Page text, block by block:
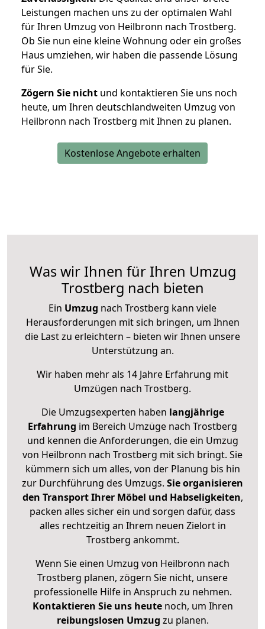
Leistungen machen uns zu der optimalen Wahl
für Ihren Umzug von Heilbronn nach Trostberg.
Ob Sie nun eine kleine Wohnung oder ein großes
Haus umziehen, wir haben die passende Lösung
für Sie.
Zögern Sie nicht und kontaktieren Sie uns noch
heute, um Ihren deutschlandweiten Umzug von
Heilbronn nach Trostberg mit Ihnen zu planen.
Kostenlose Angebote erhalten
Was wir Ihnen für Ihren Umzug
Trostberg nach bieten
Ein Umzug nach Trostberg kann viele
Herausforderungen mit sich bringen, um Ihnen
die Last zu erleichtern – bieten wir Ihnen unsere
Unterstützung an.
Wir haben mehr als 14 Jahre Erfahrung mit
Umzügen nach Trostberg.
Die Umzugsexperten haben langjährige
Erfahrung im Bereich Umzüge nach Trostberg
und kennen die Anforderungen, die ein Umzug
von Heilbronn nach Trostberg mit sich bringt. Sie
kümmern sich um alles, von der Planung bis hin
zur Durchführung des Umzugs. Sie organisieren
den Transport Ihrer Möbel und Habseligkeiten,
packen alles sicher ein und sorgen dafür, dass
alles rechtzeitig an Ihrem neuen Zielort in
Trostberg ankommt.
Wenn Sie einen Umzug von Heilbronn nach
Trostberg planen, zögern Sie nicht, unsere
professionelle Hilfe in Anspruch zu nehmen.
Kontaktieren Sie uns heutenoch, um Ihren
reibungslosen Umzug zu planen.